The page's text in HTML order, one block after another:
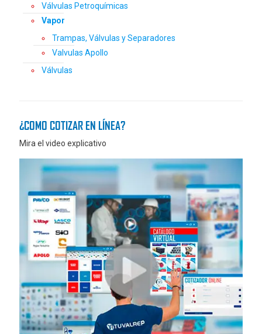
Válvulas Petroquímicas
Vapor
Trampas, Válvulas y Separadores
Valvulas Apollo
Válvulas
¿COMO COTIZAR EN LÍNEA?
Mira el video explicativo